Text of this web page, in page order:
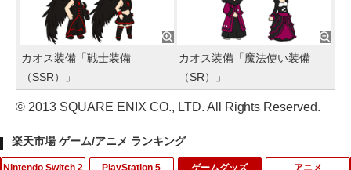
カオス装備「戦士装備
（SSR）」
カオス装備「魔法使い装備
（SR）」
© 2013 SQUARE ENIX CO., LTD. All Rights Reserved.
楽天市場 ゲーム/アニメ ランキング
Nintendo Switch 2 PlayStation 5 ゲームグッズ アニメ